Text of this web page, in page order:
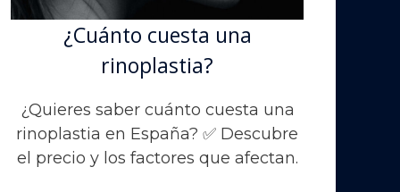
¿Cuánto cuesta una
rinoplastia?
¿Quieres saber cuánto cuesta una
rinoplastia en España? ✅ Descubre
el precio y los factores que afectan.